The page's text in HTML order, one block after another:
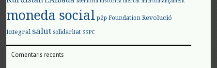
moneda social p2p Foundation Revolució
Integral salut solidaritat SSPC
Comentaris recents